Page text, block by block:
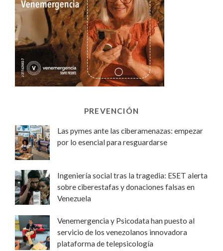
PREVENCIÓN
Las pymes ante las ciberamenazas: empezar
por lo esencial para resguardarse
Ingeniería social tras la tragedia: ESET alerta
sobre ciberestafas y donaciones falsas en
Venezuela
Venemergencia y Psicodata han puesto al
servicio de los venezolanos innovadora
plataforma de telepsicología